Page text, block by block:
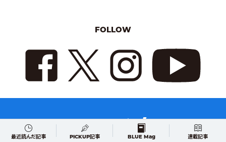
FOLLOW
最近読んだ記事 PICKUP記事 BLUE Mag 連載記事